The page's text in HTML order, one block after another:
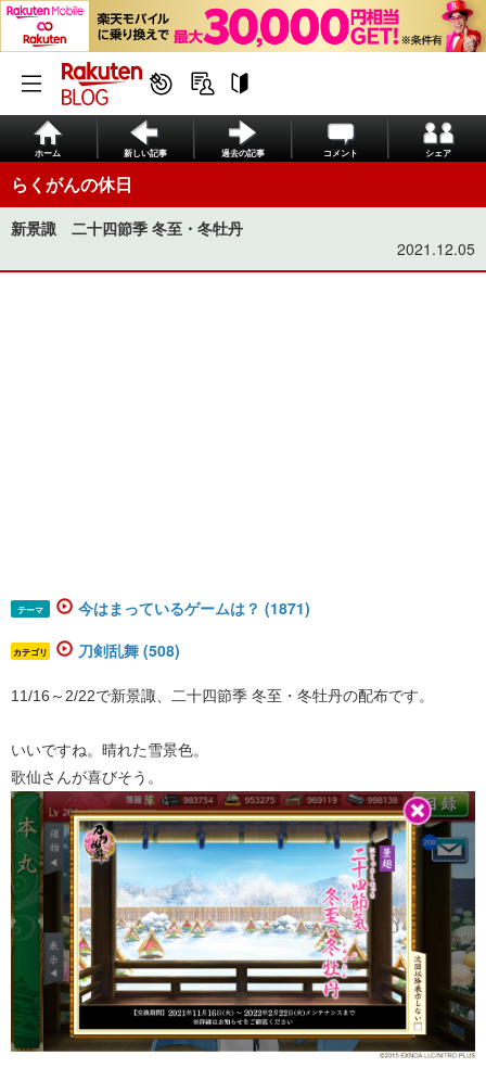
ホーム 新しい記事 過去の記事 コメント シェア
らくがんの休日
新景諏 二十四節季 冬至・冬牡丹
2021.12.05
テーマ 今はまっているゲームは？ (1871)
カテゴリ 刀剣乱舞 (508)
11/16～2/22で新景諏、二十四節季 冬至・冬牡丹の配布です。
いいですね。晴れた雪景色。
歌仙さんが喜びそう。